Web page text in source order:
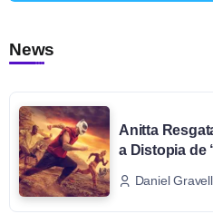
News
Anitta
a Distopia de
Daniel